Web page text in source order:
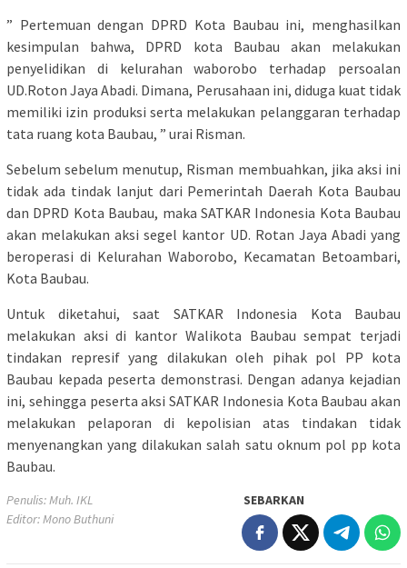
” Pertemuan dengan DPRD Kota Baubau ini, menghasilkan
kesimpulan bahwa, DPRD kota Baubau akan melakukan
penyelidikan di kelurahan waborobo terhadap persoalan
UD.Roton Jaya Abadi. Dimana, Perusahaan ini, diduga kuat tidak
memiliki izin produksi serta melakukan pelanggaran terhadap
tata ruang kota Baubau, ” urai Risman.
Sebelum sebelum menutup, Risman membuahkan, jika aksi ini
tidak ada tindak lanjut dari Pemerintah Daerah Kota Baubau
dan DPRD Kota Baubau, maka SATKAR Indonesia Kota Baubau
akan melakukan aksi segel kantor UD. Rotan Jaya Abadi yang
beroperasi di Kelurahan Waborobo, Kecamatan Betoambari,
Kota Baubau.
Untuk diketahui, saat SATKAR Indonesia Kota Baubau
melakukan aksi di kantor Walikota Baubau sempat terjadi
tindakan represif yang dilakukan oleh pihak pol PP kota
Baubau kepada peserta demonstrasi. Dengan adanya kejadian
ini, sehingga peserta aksi SATKAR Indonesia Kota Baubau akan
melakukan pelaporan di kepolisian atas tindakan tidak
menyenangkan yang dilakukan salah satu oknum pol pp kota
Baubau.
Penulis: Muh. IKL
Editor: Mono Buthuni
SEBARKAN